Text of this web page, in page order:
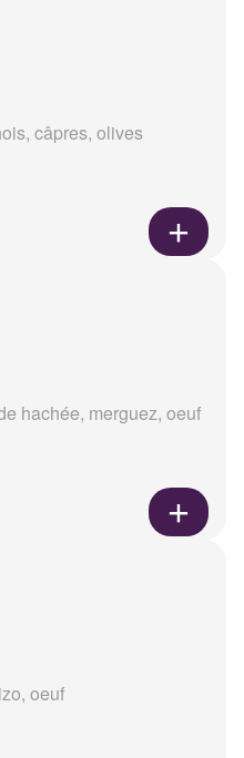
câpres, olives
hachée, merguez, oeuf
oeuf